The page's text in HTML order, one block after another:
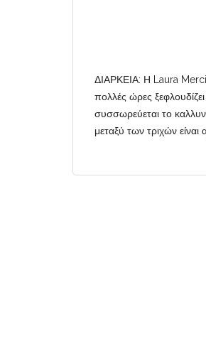
ΔΙΑΡΚΕΙΑ: Η Laura
πολλές ώρες
συσσωρεύεται το
μεταξύ των τριχών